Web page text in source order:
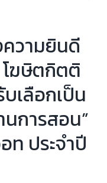
วามยินดี
ฆษิตกิตติ
เลือกเป็น
การสอน”
ท ประจำปี